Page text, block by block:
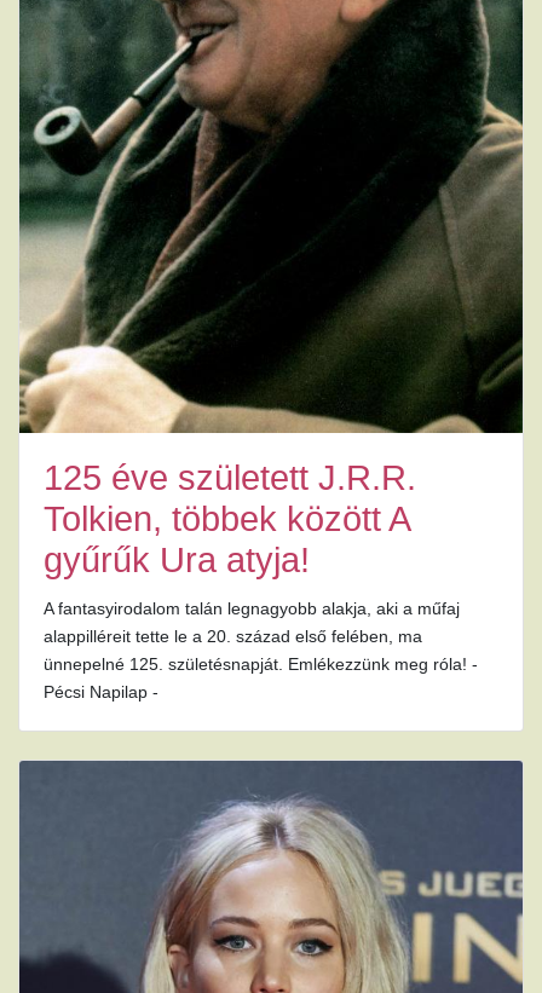
125 éve született J.R.R.
Tolkien, többek között A
gyűrűk Ura atyja!
A fantasyirodalom talán legnagyobb alakja, aki a műfaj
alappilléreit tette le a 20. század első felében, ma
ünnepelné 125. születésnapját. Emlékezzünk meg róla! -
Pécsi Napilap -